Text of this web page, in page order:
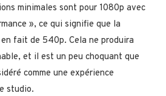
minimales sont pour 1080p avec
», ce qui signifie que la
fait de 540p. Cela ne produira
et il est un peu choquant que
comme une expérience
studio.